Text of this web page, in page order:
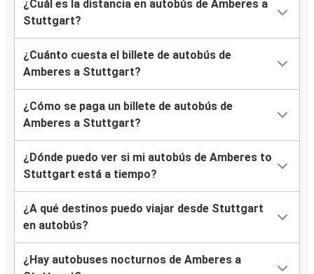
¿Cuál es la distancia en autobús de Amberes a
Stuttgart?
¿Cuánto cuesta el billete de autobús de
Amberes a Stuttgart?
¿Cómo se paga un billete de autobús de
Amberes a Stuttgart?
¿Dónde puedo ver si mi autobús de Amberes to
Stuttgart está a tiempo?
¿A qué destinos puedo viajar desde Stuttgart
en autobús?
¿Hay autobuses nocturnos de Amberes a